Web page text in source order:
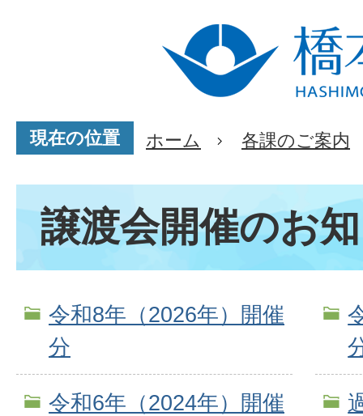
現在の位置 ホーム 各課のご案内
譲渡会開催のお
令和8年（2026年）開催
分
令和6年（2024年）開催